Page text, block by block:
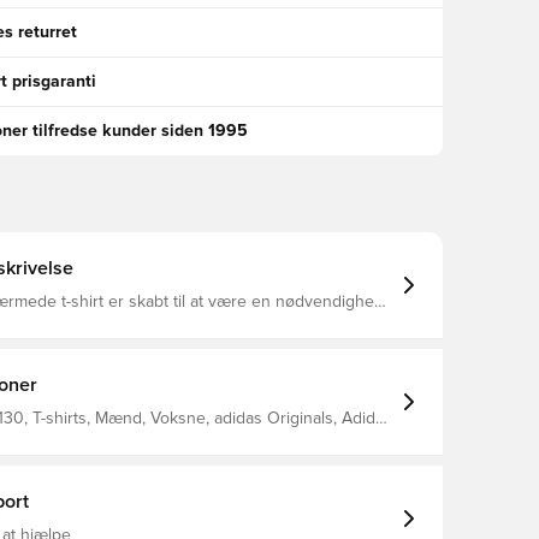
returret
prisgaranti
tilfredse kunder siden 1995
t-shirt er skabt til at være en nødvendighed i
(genanvendt)
T-shirts, Mænd, Voksne, adidas Originals, Adidas
at hjælpe